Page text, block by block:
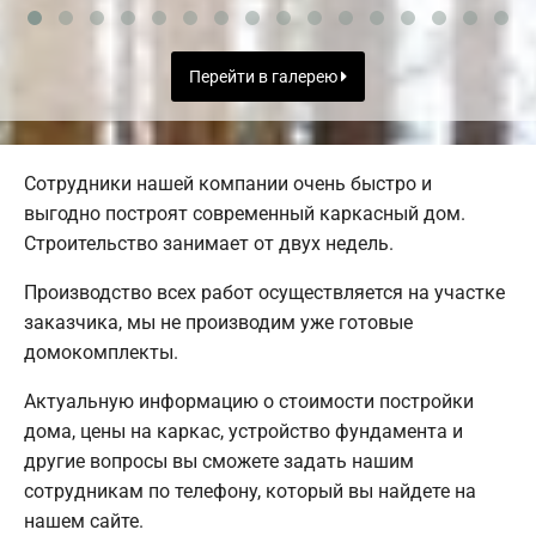
Перейти в галерею
Сотрудники нашей компании очень быстро и
выгодно построят современный каркасный дом.
Строительство занимает от двух недель.
Производство всех работ осуществляется на участке
заказчика, мы не производим уже готовые
домокомплекты.
Актуальную информацию о стоимости постройки
дома, цены на каркас, устройство фундамента и
другие вопросы вы сможете задать нашим
сотрудникам по телефону, который вы найдете на
нашем сайте.